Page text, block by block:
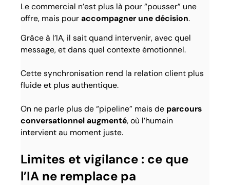
Le commercial n’est plus là pour “pousser” une
offre, mais pouraccompagner une décision.
Grâce à l’IA, il sait quand intervenir, avec quel
message, et dans quel contexte émotionnel.
Cette synchronisation rend la relation client plus
fluide et plus authentique.
On ne parle plus de “pipeline” mais de parcours
conversationnel augmenté, où l’humain
intervient au moment juste.
Limites et vigilance : ce que
l’IA ne remplace pa